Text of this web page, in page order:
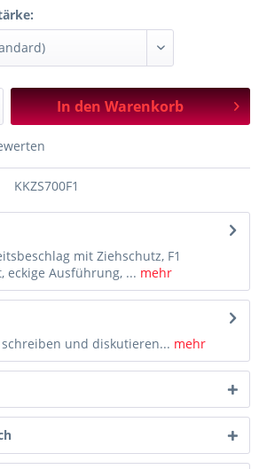
In denWarenkorb
KKZS700F1
mit Ziehschutz, F1
Ausführung, ... mehr
und diskutieren... mehr